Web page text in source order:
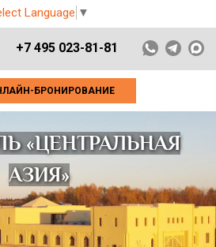
Language ▼
+7 495 023-81-81
БРОНИРОВАНИЕ
«ЦЕНТРАЛЬНАЯ
АЗИЯ»